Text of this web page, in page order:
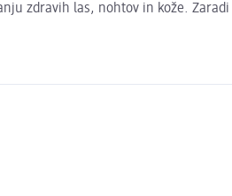
zdravih las, nohtov in kože. Zaradi